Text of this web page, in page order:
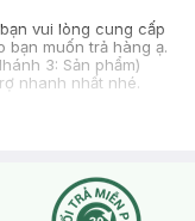
vui lòng cung cấp
bạn muốn trả hàng ạ.
3: Sản phẩm)
nhanh nhất nhé.